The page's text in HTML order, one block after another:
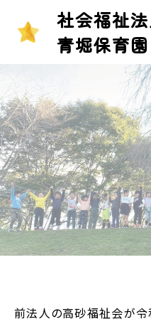
前法人の高砂福祉会が令
社会福祉
青堀保育園